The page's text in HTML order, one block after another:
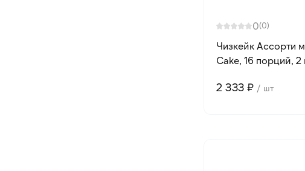
0(0)
Чизкейк Ассорти
Cake, 16 порций, 2
2 333 ₽ / шт